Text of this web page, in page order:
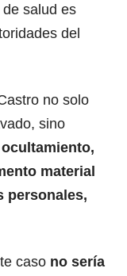
salud es
del
no solo
sino
material
personales,
caso no sería